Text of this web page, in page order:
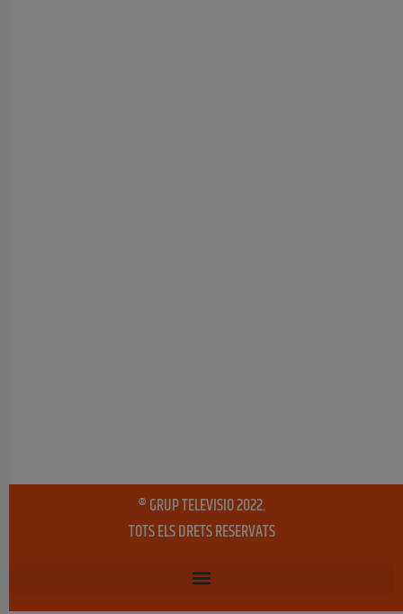
® GRUP TELEVISIO 2022.
TOTS ELS DRETS RESERVATS